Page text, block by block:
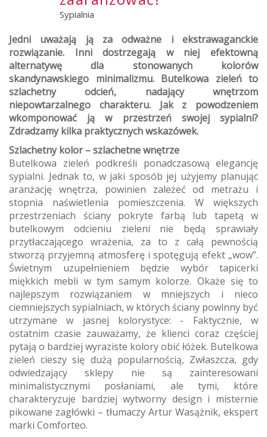
Sypialnia
Jedni uważają ją za odważne i ekstrawaganckie
rozwiązanie. Inni dostrzegają w niej efektowną
alternatywę dla stonowanych kolorów
skandynawskiego minimalizmu. Butelkowa zieleń to
szlachetny odcień, nadający wnętrzom
niepowtarzalnego charakteru. Jak z powodzeniem
wkomponować ją w przestrzeń swojej sypialni?
Zdradzamy kilka praktycznych wskazówek.
Szlachetny kolor – szlachetne wnętrze
Butelkowa zieleń podkreśli ponadczasową elegancję
sypialni. Jednak to, w jaki sposób jej użyjemy planując
aranżację wnętrza, powinien zależeć od metrażu i
stopnia naświetlenia pomieszczenia. W większych
przestrzeniach ściany pokryte farbą lub tapetą w
butelkowym odcieniu zieleni nie będą sprawiały
przytłaczającego wrażenia, za to z całą pewnością
stworzą przyjemną atmosferę i spotęgują efekt „wow”.
Świetnym uzupełnieniem będzie wybór tapicerki
miękkich mebli w tym samym kolorze. Okaże się to
najlepszym rozwiązaniem w mniejszych i nieco
ciemniejszych sypialniach, w których ściany powinny być
utrzymane w jasnej kolorystyce: - Faktycznie, w
ostatnim czasie zauważamy, że klienci coraz częściej
pytają o bardziej wyraziste kolory obić łóżek. Butelkowa
zieleń cieszy się dużą popularnością, Zwłaszcza, gdy
odwiedzający sklepy nie są zainteresowani
minimalistycznymi posłaniami, ale tymi, które
charakteryzuje bardziej wytworny design i misternie
pikowane zagłówki – tłumaczy Artur Wasążnik, ekspert
marki Comforteo.